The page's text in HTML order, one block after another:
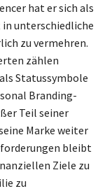
hat er sich als
unterschiedliche
zu vermehren.
zählen
Statussymbole
Branding-
Teil seiner
Marke weiter
bleibt
Ziele zu
zu